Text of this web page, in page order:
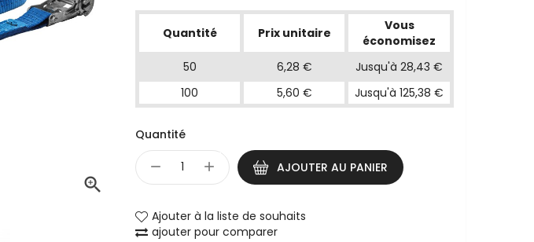

Quantité Prix unitaire
Vous
économisez
50
6,28 €
Jusqu'à 28,43 €
100
5,60 € Jusqu'à 125,38 €
Quantité
AJOUTER AU PANIER
Ajouter à la liste de souhaits
ajouter pour comparer